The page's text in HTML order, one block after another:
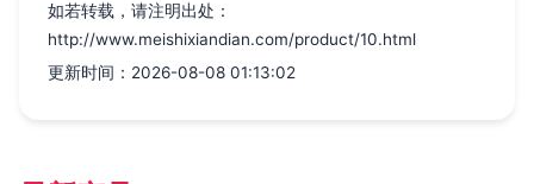
如若转载，请注明出处：
http://www.meishixiandian.com/product/10.html
更新时间：2026-08-08 01:13:02